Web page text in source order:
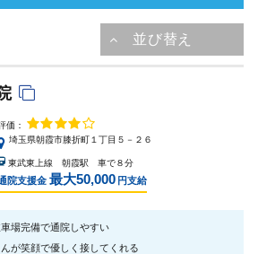
価：
埼玉県朝霞市膝折町１丁目５－２６
東武東上線 朝霞駅 車で８分
院支援金 最大50,000 円支給
場完備で通院しやすい
が笑顔で優しく接してくれる